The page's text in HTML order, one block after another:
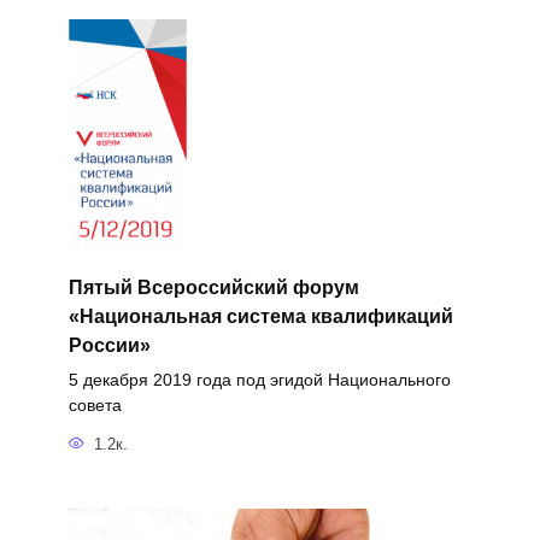
Пятый Всероссийский форум
«Национальная система квалификаций
России»
5 декабря 2019 года под эгидой Национального
совета
1.2к.